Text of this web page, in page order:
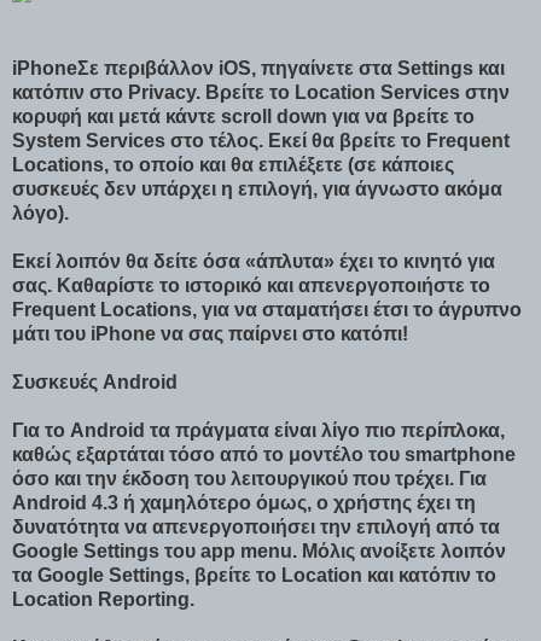
iPhoneΣε περιβάλλον iOS, πηγαίνετε στα Settings και
κατόπιν στο Privacy. Βρείτε το Location Services στην
κορυφή και μετά κάντε scroll down για να βρείτε το
System Services στο τέλος. Εκεί θα βρείτε το Frequent
Locations, το οποίο και θα επιλέξετε (σε κάποιες
συσκευές δεν υπάρχει η επιλογή, για άγνωστο ακόμα
λόγο).
Εκεί λοιπόν θα δείτε όσα «άπλυτα» έχει το κινητό για
σας. Καθαρίστε το ιστορικό και απενεργοποιήστε το
Frequent Locations, για να σταματήσει έτσι το άγρυπνο
μάτι του iPhone να σας παίρνει στο κατόπι!
Συσκευές Android
Για το Android τα πράγματα είναι λίγο πιο περίπλοκα,
καθώς εξαρτάται τόσο από το μοντέλο του smartphone
όσο και την έκδοση του λειτουργικού που τρέχει. Για
Android 4.3 ή χαμηλότερο όμως, ο χρήστης έχει τη
δυνατότητα να απενεργοποιήσει την επιλογή από τα
Google Settings του app menu. Μόλις ανοίξετε λοιπόν
τα Google Settings, βρείτε το Location και κατόπιν το
Location Reporting.